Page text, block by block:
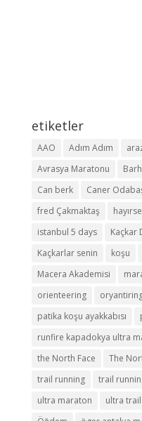
etiketler
AAO Adım Adım
Avrasya Maratonu
Can berk
Caner
fred Çakmaktaş
istanbul 5 days
Kaçkar
Kaçkarlar senin
koşu
Macera Akademisi
orienteering
patika koşu ayakkabısı
runfire kapadokya ultra
the North Face
The
trail running
trail
ultra maraton
ultra trail